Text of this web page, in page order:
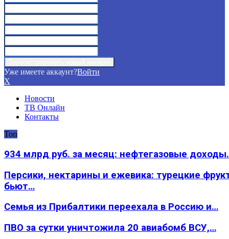
Уже имеете аккаунт?Войти
X
Новости
ТВ Онлайн
Контакты
Топ
934 млрд руб. за месяц: нефтегазовые
Персики, нектарины и ежевика: турецкие
бьют…
Семья из Прибалтики переехала в Россию и…
ПВО за сутки уничтожила 20 авиабомб ВСУ,…